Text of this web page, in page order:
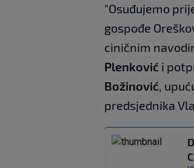
"Osuđujemo
gospođe
ciničnim
Plenković i
Božinović ,
predsjednika